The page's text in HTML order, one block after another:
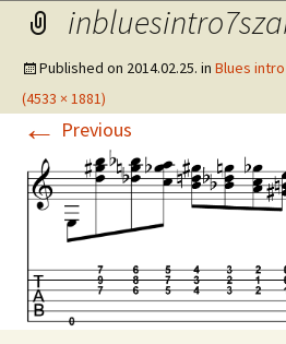
Published on 2014.02.25. in Blues intro
(4533 × 1881)
← Previous